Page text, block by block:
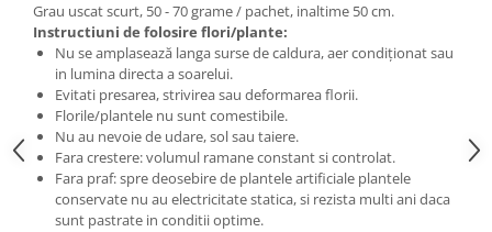
Grau uscat scurt, 50 - 70 grame / pachet, inaltime 50 cm.
Instructiuni de folosire flori/plante:
Nu se amplasează langa surse de caldura, aer condiționat sau
in lumina directa a soarelui.
Evitati presarea, strivirea sau deformarea florii.
Florile/plantele nu sunt comestibile.
Nu au nevoie de udare, sol sau taiere.
Fara crestere: volumul ramane constant si controlat.
Fara praf: spre deosebire de plantele artificiale plantele
conservate nu au electricitate statica, si rezista multi ani daca
sunt pastrate in conditii optime.